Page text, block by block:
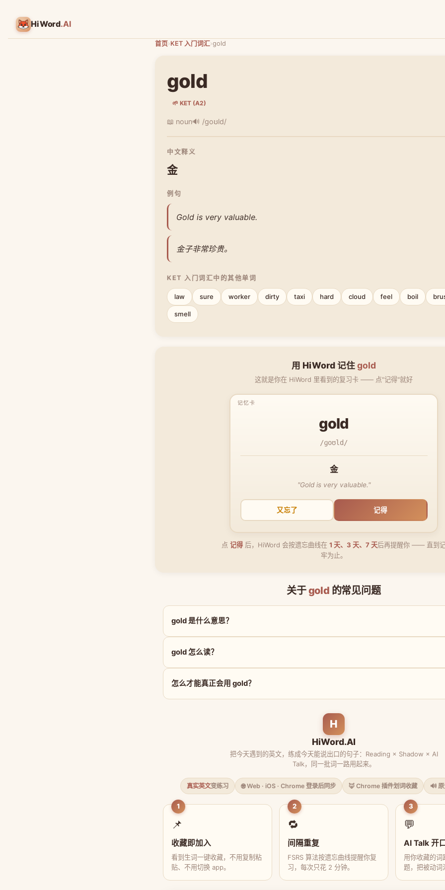
HiWord.AI
首页›KET 入门词汇›gold
gold
🌱 KET (A2)
📖 noun🔊 /ɡoʊld/
中文释义
金
例句
Gold is very valuable.
金子非常珍贵。
KET 入门词汇中的其他单词
law sure worker dirty taxi hard cloud feel boil
smell
用 HiWord 记住gold
这就是你在 HiWord 里看到的复习卡 —— 点"记得"就好
gold
/ɡoʊld/
金
"Gold is very valuable."
又忘了 记得
点 记得 后，HiWord 会按遗忘曲线在 1 天、3 天、7 天后再提醒你 —— 直到
牢为止。
关于gold 的常见问题
gold 是什么意思？
gold 怎么读？
怎么才能真正会用 gold？
H
HiWord.AI
把今天遇到的英文，练成今天能说出口的句子：Reading × Shadow × AI
Talk，同一批词一路用起来。
真实英文变练习 🌐 Web · iOS · Chrome 登录后同步 🦊 Chrome 插件划词收藏 🔊
1
📌
收藏即加入
看到生词一键收藏，不用复制粘
贴、不用切换 app。
2
🔁
间隔重复
FSRS 算法按遗忘曲线提醒你复
习，每次只花 2 分钟。
3
💬
AI Talk 开
用你收藏的词
题，把被动词